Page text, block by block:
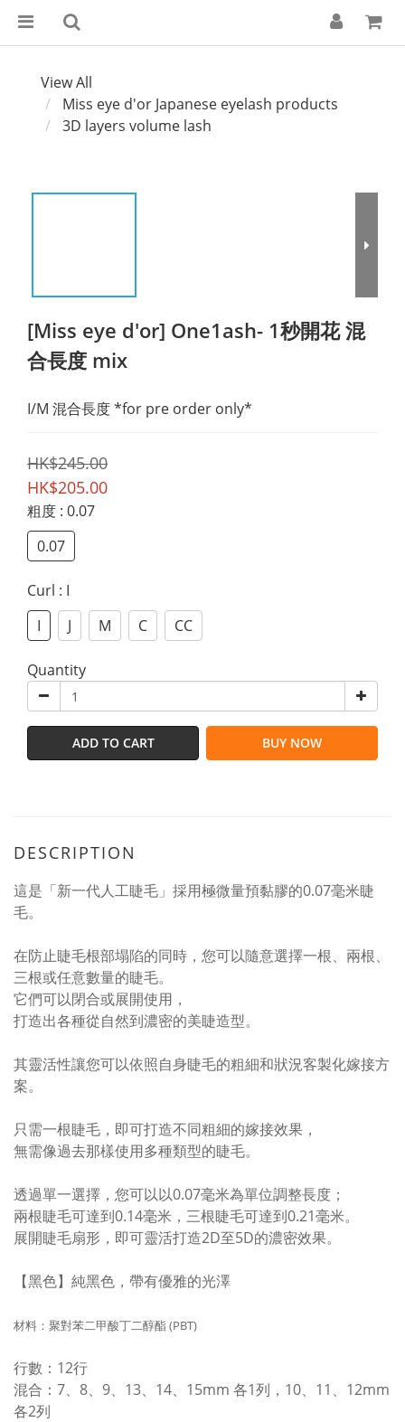
View All
Miss eye d'or Japanese eyelash products
3D layers volume lash
[Miss eye d'or] One1ash- 1秒開花 混
合長度 mix
I/M 混合長度 *for pre order only*
HK$245.00
HK$205.00
粗度 : 0.07
0.07
Curl : I
I
J M C CC
Quantity
ADD TO CART BUY NOW
DESCRIPTION
這是「新一代人工睫毛」採用極微量預黏膠的0.07毫米睫
毛。
在防止睫毛根部塌陷的同時，您可以隨意選擇一根、兩根、
三根或任意數量的睫毛。
它們可以閉合或展開使用，
打造出各種從自然到濃密的美睫造型。
其靈活性讓您可以依照自身睫毛的粗細和狀況客製化嫁接方
案。
只需一根睫毛，即可打造不同粗細的嫁接效果，
無需像過去那樣使用多種類型的睫毛。
透過單一選擇，您可以以0.07毫米為單位調整長度；
兩根睫毛可達到0.14毫米，三根睫毛可達到0.21毫米。
展開睫毛扇形，即可靈活打造2D至5D的濃密效果。
【黑色】純黑色，帶有優雅的光澤
材料：聚對苯二甲酸丁二醇酯 (PBT)
行數：12行
混合：7、8、9、13、14、15mm 各1列，10、11、12mm
各2列